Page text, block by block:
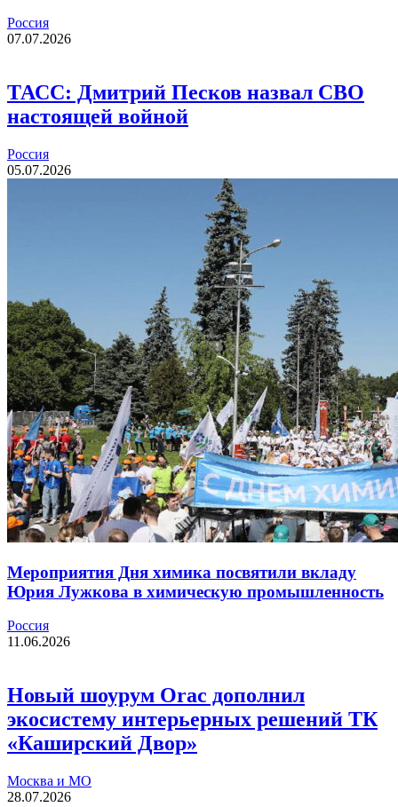
Россия
07.07.2026
ТАСС: Дмитрий Песков назвал СВО
настоящей войной
Россия
05.07.2026
Мероприятия Дня химика посвятили вкладу
Юрия Лужкова в химическую промышленность
Россия
11.06.2026
Новый шоурум Orac дополнил
экосистему интерьерных решений ТК
«Каширский Двор»
Москва и МО
28.07.2026